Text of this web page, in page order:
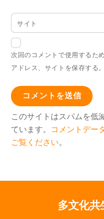
サイト
次回のコメントで使用するた
アドレス、サイトを保存する。
このサイトはスパムを低
ています。 コメントデー
ご覧ください。
多文化共